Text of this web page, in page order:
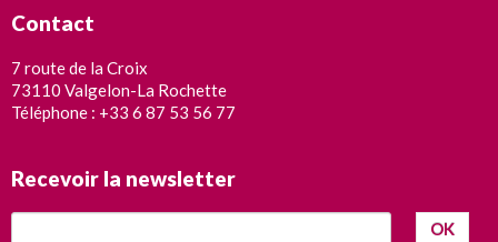
Contact
7 route de la Croix
73110 Valgelon-La Rochette
Téléphone : +33 6 87 53 56 77
Recevoir la newsletter
OK